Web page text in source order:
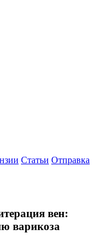
Статьи Отправка
вен:
варикоза